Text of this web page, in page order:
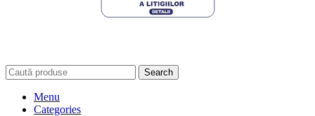
Search
Menu
Categories